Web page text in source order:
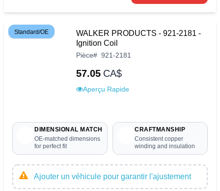
Standard/OE
WALKER PRODUCTS - 921-2181 -
Ignition Coil
Pièce# 921-2181
57.05 CA$
Aperçu Rapide
DIMENSIONAL MATCH
OE-matched dimensions
for perfect fit
CRAFTMANSHIP
Consistent copper
winding and insulation
Ajouter un véhicule pour garantir l'ajustement